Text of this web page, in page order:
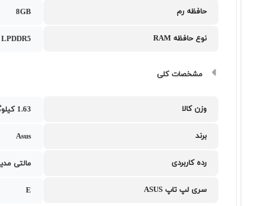
حافظه رم 8GB
نوع حافظه RAM LPDDR5
مشخصات کلی
وزن کالا 1.63 کیلوگرم
برند Asus
رده کاربردی مالتی
سری لپ تاپ ASUS E